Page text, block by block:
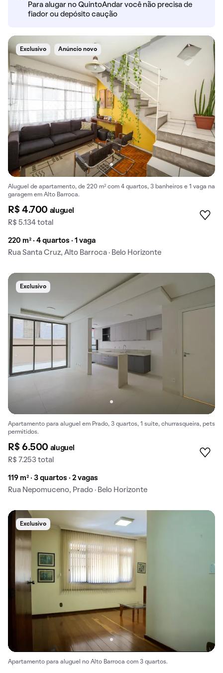
Para alugar no QuintoAndar você não precisa de
fiador ou depósito caução
Exclusivo Anúncio novo
Aluguel de apartamento, de 220 m² com 4 quartos, 3 banheiros e 1 vaga na
garagem em Alto Barroca.
R$ 4.700 aluguel
R$ 5.134 total
220 m² · 4 quartos · 1 vaga
Rua Santa Cruz, Alto Barroca · Belo Horizonte
Exclusivo
Apartamento para aluguel em Prado, 3 quartos, 1 suíte, churrasqueira, pets
permitidos.
R$ 6.500 aluguel
R$ 7.253 total
119 m² · 3 quartos · 2 vagas
Rua Nepomuceno, Prado · Belo Horizonte
Exclusivo
Apartamento para aluguel no Alto Barroca com 3 quartos.